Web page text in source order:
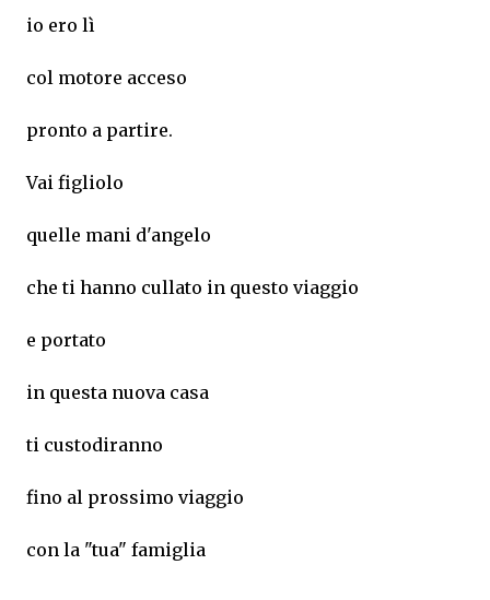
io ero lì
col motore acceso
pronto a partire.
Vai figliolo
quelle mani d'angelo
che ti hanno cullato in questo viaggio
e portato
in questa nuova casa
ti custodiranno
fino al prossimo viaggio
con la "tua" famiglia